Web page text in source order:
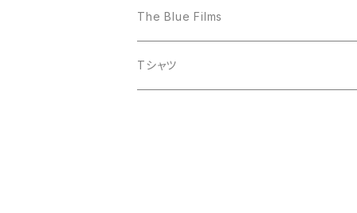
The Blue Films
CD-Single
Tシャツ